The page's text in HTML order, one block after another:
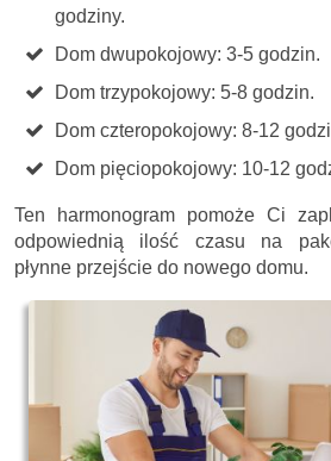
godziny.
Dom dwupokojowy: 3-5 godzin.
Dom trzypokojowy: 5-8 godzin.
Dom czteropokojowy: 8-12
Dom pięciopokojowy: 10-12
Ten harmonogram pomoże Ci
odpowiednią ilość czasu na
płynne przejście do nowego domu.